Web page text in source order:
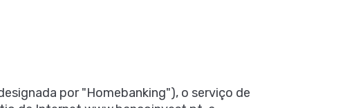
por "Homebanking"), o serviço de